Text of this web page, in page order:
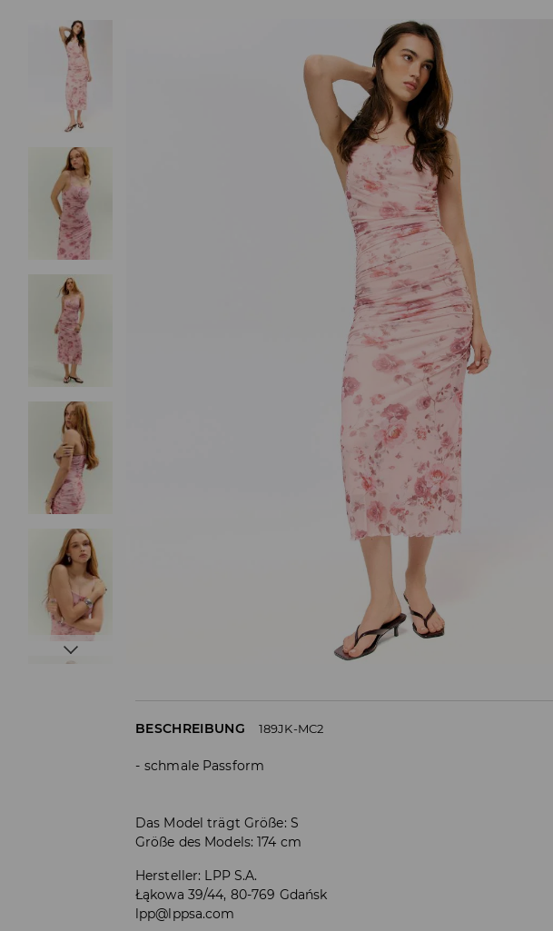
BESCHREIBUNG 189JK-MC2
schmale Passform
Das Model trägt Größe: S
Größe des Models: 174 cm
Hersteller: LPP S.A.
Łąkowa 39/44, 80-769 Gdańsk
lpp@lppsa.com